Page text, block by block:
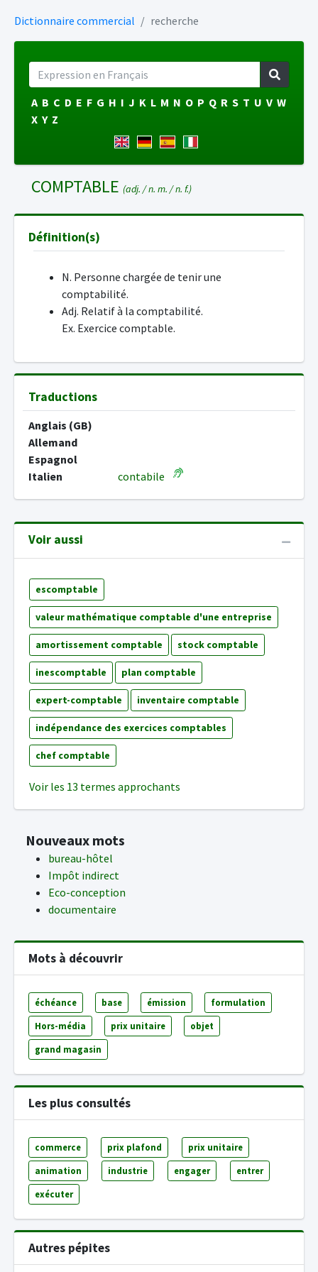
Dictionnaire commercial recherche
A B C D E F G H I J K L M N O P Q R S T U V W
X Y Z
COMPTABLE (adj. / n. m. / n. f.)
Définition(s)
N. Personne chargée de tenir une
comptabilité.
Adj. Relatif à la comptabilité.
Ex. Exercice comptable.
Traductions
Anglais (GB)
Allemand
Espagnol
Italien
contabile
Voir aussi
escomptable
valeur mathématique comptable d'une entreprise
amortissement comptable stock comptable
inescomptable plan comptable
expert-comptable inventaire comptable
indépendance des exercices comptables
chef comptable
Voir les 13 termes approchants
Nouveaux mots
bureau-hôtel
Impôt indirect
Eco-conception
documentaire
Mots à découvrir
échéance base émission formulation
Hors-média prix unitaire objet
grand magasin
Les plus consultés
commerce prix plafond prix unitaire
animation industrie engager entrer
exécuter
Autres pépites